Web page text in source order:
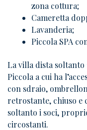
zona cottura;
Cameretta
Lavanderia;
Piccola SPA
La villa dista
Piccola a cui ha
con sdraio,
retrostante, chiuso e
soltanto i soci,
circostanti.